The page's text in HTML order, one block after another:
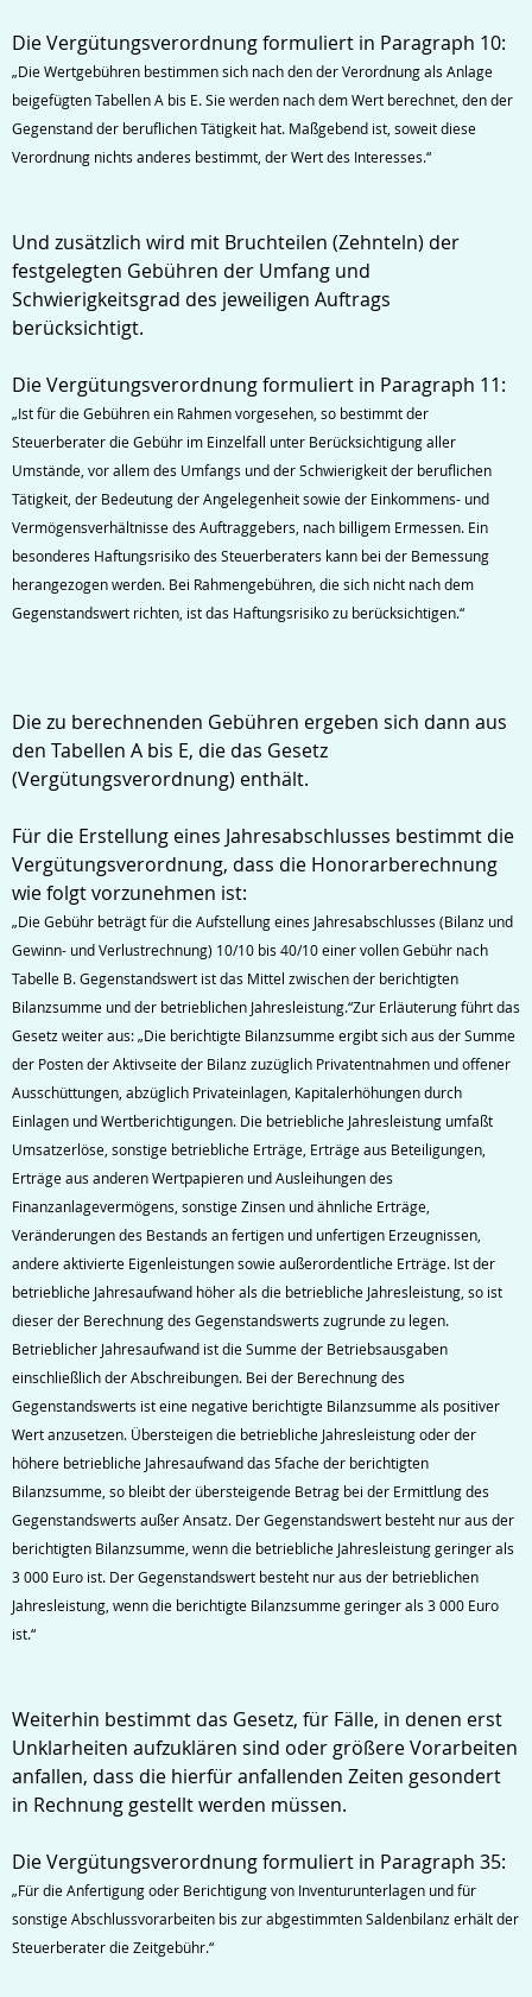
Die Vergütungsverordnung formuliert in Paragraph 10:
„Die Wertgebühren bestimmen sich nach den der Verordnung als Anlage
beigefügten Tabellen A bis E. Sie werden nach dem Wert berechnet, den der
Gegenstand der beruflichen Tätigkeit hat. Maßgebend ist, soweit diese
Verordnung nichts anderes bestimmt, der Wert des Interesses.“
Und zusätzlich wird mit Bruchteilen (Zehnteln) der
festgelegten Gebühren der Umfang und
Schwierigkeitsgrad des jeweiligen Auftrags
berücksichtigt.
Die Vergütungsverordnung formuliert in Paragraph 11:
„Ist für die Gebühren ein Rahmen vorgesehen, so bestimmt der
Steuerberater die Gebühr im Einzelfall unter Berücksichtigung aller
Umstände, vor allem des Umfangs und der Schwierigkeit der beruflichen
Tätigkeit, der Bedeutung der Angelegenheit sowie der Einkommens- und
Vermögensverhältnisse des Auftraggebers, nach billigem Ermessen. Ein
besonderes Haftungsrisiko des Steuerberaters kann bei der Bemessung
herangezogen werden. Bei Rahmengebühren, die sich nicht nach dem
Gegenstandswert richten, ist das Haftungsrisiko zu berücksichtigen.“
Die zu berechnenden Gebühren ergeben sich dann aus
den Tabellen A bis E, die das Gesetz
(Vergütungsverordnung) enthält.
Für die Erstellung eines Jahresabschlusses bestimmt die
Vergütungsverordnung, dass die Honorarberechnung
wie folgt vorzunehmen ist:
„Die Gebühr beträgt für die Aufstellung eines Jahresabschlusses (Bilanz und
Gewinn- und Verlustrechnung) 10/10 bis 40/10 einer vollen Gebühr nach
Tabelle B. Gegenstandswert ist das Mittel zwischen der berichtigten
Bilanzsumme und der betrieblichen Jahresleistung.“Zur Erläuterung führt das
Gesetz weiter aus: „Die berichtigte Bilanzsumme ergibt sich aus der Summe
der Posten der Aktivseite der Bilanz zuzüglich Privatentnahmen und offener
Ausschüttungen, abzüglich Privateinlagen, Kapitalerhöhungen durch
Einlagen und Wertberichtigungen. Die betriebliche Jahresleistung umfaßt
Umsatzerlöse, sonstige betriebliche Erträge, Erträge aus Beteiligungen,
Erträge aus anderen Wertpapieren und Ausleihungen des
Finanzanlagevermögens, sonstige Zinsen und ähnliche Erträge,
Veränderungen des Bestands an fertigen und unfertigen Erzeugnissen,
andere aktivierte Eigenleistungen sowie außerordentliche Erträge. Ist der
betriebliche Jahresaufwand höher als die betriebliche Jahresleistung, so ist
dieser der Berechnung des Gegenstandswerts zugrunde zu legen.
Betrieblicher Jahresaufwand ist die Summe der Betriebsausgaben
einschließlich der Abschreibungen. Bei der Berechnung des
Gegenstandswerts ist eine negative berichtigte Bilanzsumme als positiver
Wert anzusetzen. Übersteigen die betriebliche Jahresleistung oder der
höhere betriebliche Jahresaufwand das 5fache der berichtigten
Bilanzsumme, so bleibt der übersteigende Betrag bei der Ermittlung des
Gegenstandswerts außer Ansatz. Der Gegenstandswert besteht nur aus der
berichtigten Bilanzsumme, wenn die betriebliche Jahresleistung geringer als
3 000 Euro ist. Der Gegenstandswert besteht nur aus der betrieblichen
Jahresleistung, wenn die berichtigte Bilanzsumme geringer als 3 000 Euro
ist.“
Weiterhin bestimmt das Gesetz, für Fälle, in denen erst
Unklarheiten aufzuklären sind oder größere Vorarbeiten
anfallen, dass die hierfür anfallenden Zeiten gesondert
in Rechnung gestellt werden müssen.
Die Vergütungsverordnung formuliert in Paragraph 35:
„Für die Anfertigung oder Berichtigung von Inventurunterlagen und für
sonstige Abschlussvorarbeiten bis zur abgestimmten Saldenbilanz erhält der
Steuerberater die Zeitgebühr.“